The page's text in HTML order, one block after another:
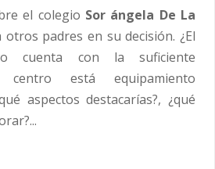
el colegio Sor ángela De La
padres en su decisión. ¿El
cuenta con la suficiente
centro está equipamiento
aspectos destacarías?, ¿qué